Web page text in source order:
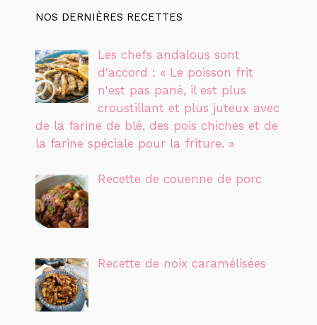
NOS DERNIÈRES RECETTES
Les chefs andalous sont
d'accord : « Le poisson frit
n'est pas pané, il est plus
croustillant et plus juteux avec
de la farine de blé, des pois chiches et de
la farine spéciale pour la friture. »
Recette de couenne de porc
Recette de noix caramélisées